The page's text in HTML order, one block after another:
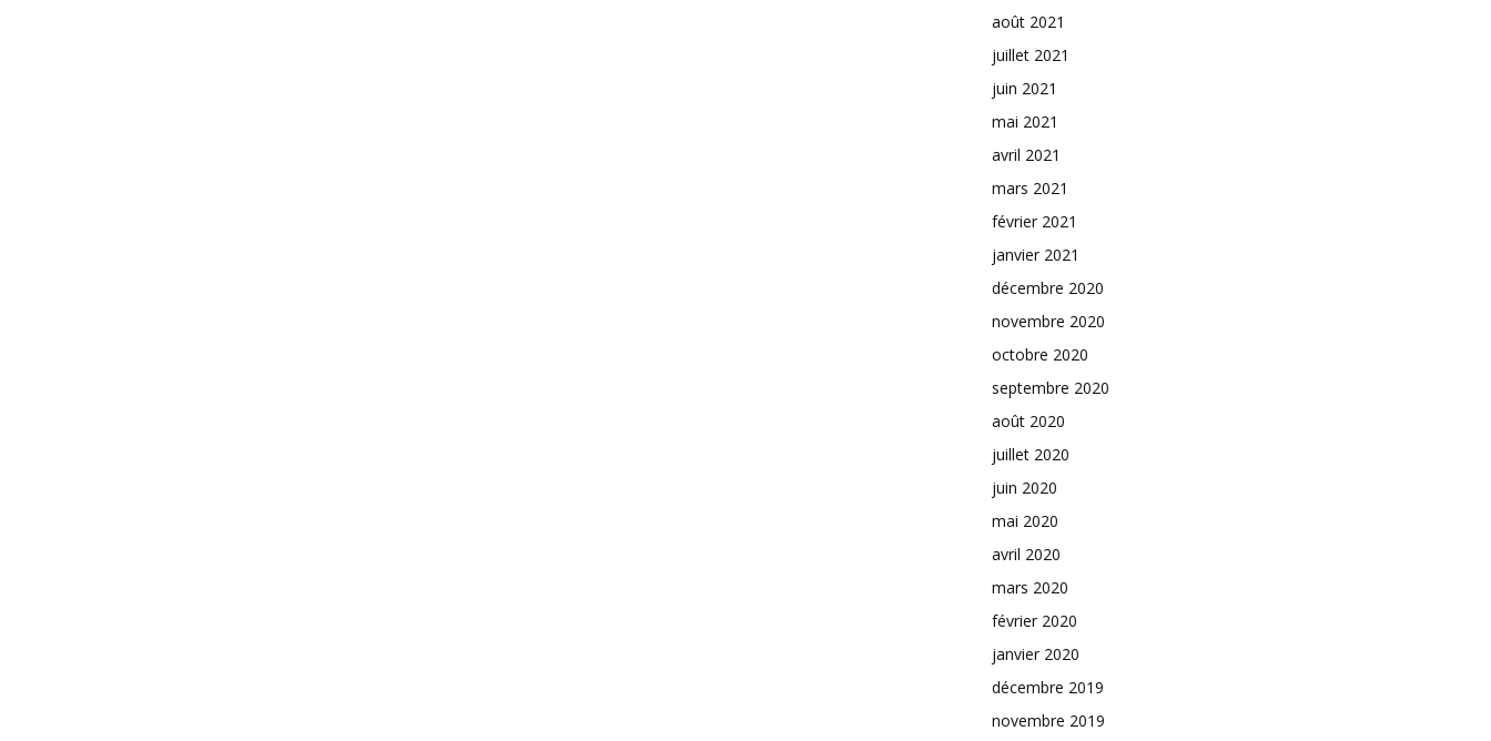
août 2021
juillet 2021
juin 2021
mai 2021
avril 2021
mars 2021
février 2021
janvier 2021
décembre 2020
novembre 2020
octobre 2020
septembre 2020
août 2020
juillet 2020
juin 2020
mai 2020
avril 2020
mars 2020
février 2020
janvier 2020
décembre 2019
novembre 2019